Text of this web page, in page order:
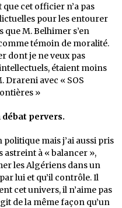
cet officier n’a pas
pour les entourer
M. Belhimer s’en
témoin de moralité.
dont je ne veux pas
étaient moins
Drareni avec « SOS
»
débat pervers.
mais j’ai aussi pris
astreint à « balancer »,
les Algériens dans un
lui et qu’il contrôle. Il
cet univers, il n’aime pas
de la même façon qu’un